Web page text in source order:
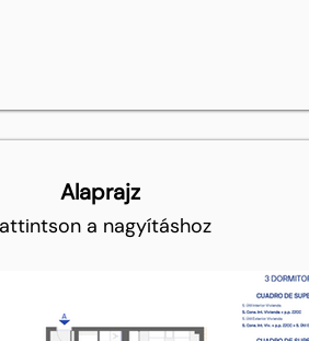
Alaprajz
a nagyításhoz